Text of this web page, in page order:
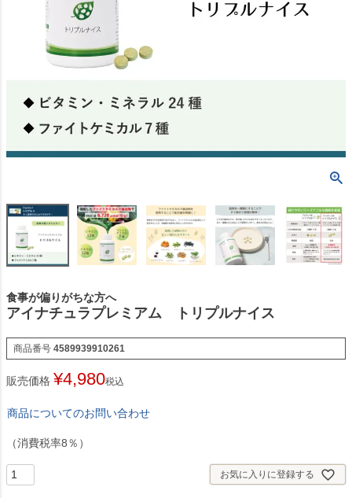
食事が偏りがちな方へ
アイナチュラプレミアム トリプルナイス
商品番号 4589939910261
販売価格 ¥4,980税込
商品についてのお問い合わせ
（消費税率8％）
お気に入りに登録する